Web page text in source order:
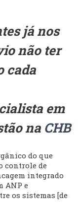
já nos
não ter
cada
em
na CHB
do que
controle de
integrado
ANP e
os sistemas [de